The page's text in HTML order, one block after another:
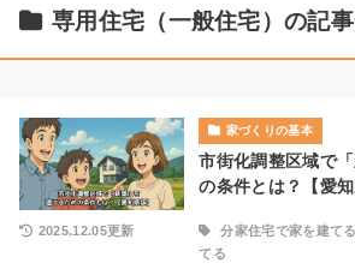
専用住宅（一般住宅）の記
家づくりの基本
市街化調整区域で
の条件とは？【愛知
2025.12.05更新 分家住宅で家を建てる
てる